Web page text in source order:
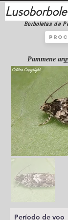
Borboletas de
Pammene
Período de voo